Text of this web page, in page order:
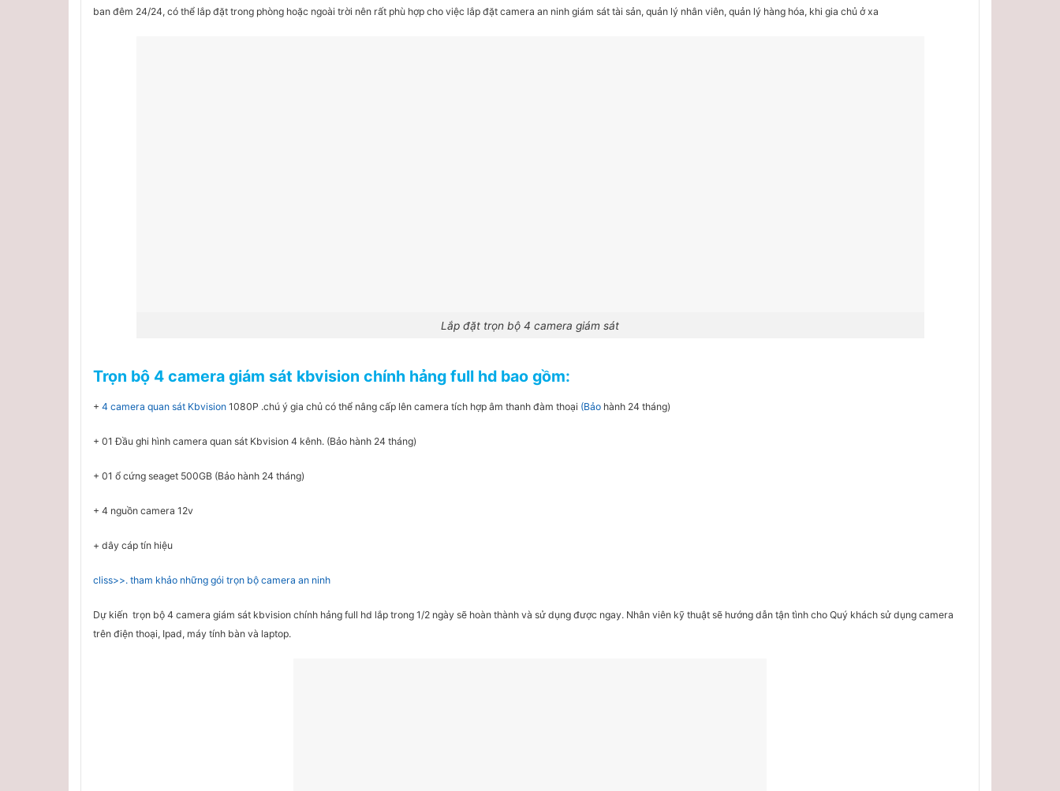
ban đêm 24/24, có thể lắp đặt trong phòng hoặc ngoài trời nên rất phù hợp cho việc lắp đặt camera an ninh giám sát tài sản, quản lý nhân viên, quản lý hàng hóa, khi gia chủ ở xa
Lắp đặt trọn bộ 4 camera giám sát
Trọn bộ 4 camera giám sát kbvision chính hảng full hd bao gồm:
+ 4 camera quan sát Kbvision 1080P .chú ý gia chủ có thể nâng cấp lên camera tích hợp âm thanh đàm thoại (Bảo hành 24 tháng)
+ 01 Đầu ghi hình camera quan sát Kbvision 4 kênh. (Bảo hành 24 tháng)
+ 01 ổ cứng seaget 500GB (Bảo hành 24 tháng)
+ 4 nguồn camera 12v
+ dây cáp tín hiệu
cliss>>. tham khảo những gói trọn bộ camera an ninh
Dự kiến trọn bộ 4 camera giám sát kbvision chính hảng full hd lắp trong 1/2 ngày sẽ hoàn thành và sử dụng được ngay. Nhân viên kỹ thuật sẽ hướng dẫn tận tình cho Quý khách sử dụng camera
trên điện thoại, Ipad, máy tính bàn và laptop.